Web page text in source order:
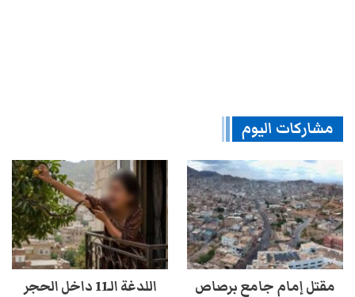
مشاركات اليوم
مقتل إمام جامع برصاص
اللدغة الـ11 داخل الحجر